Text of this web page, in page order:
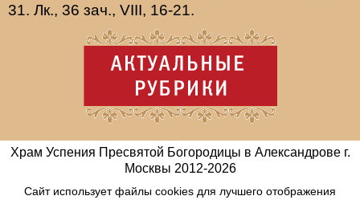
31. Лк., 36 зач., VIII, 16-21.
Храм Успения Пресвятой Богородицы в Александрове г.
Москвы 2012-2026
Сайт использует файлы cookies для лучшего отображения